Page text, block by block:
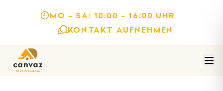
MO - SA: 10:00 - 16:00 UHR
KONTAKT AUFNEHMEN